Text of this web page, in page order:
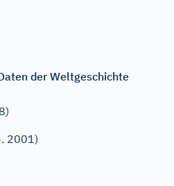
der Weltgeschichte
2001)